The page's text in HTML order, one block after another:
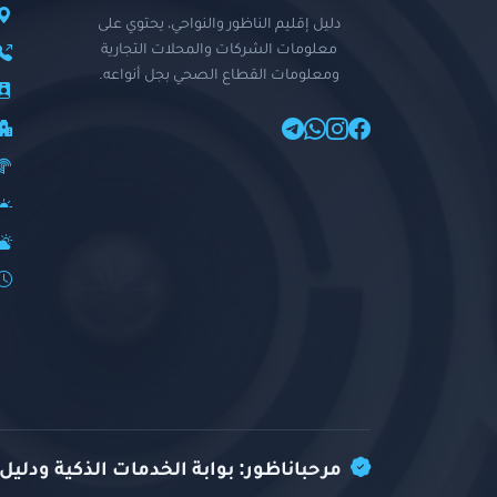
دليل إقليم الناظور والنواحي، يحتوي على
معلومات الشركات والمحلات التجارية
ومعلومات القطاع الصحي بجل أنواعه.
مرحباناظور: بوابة الخدمات الذكية